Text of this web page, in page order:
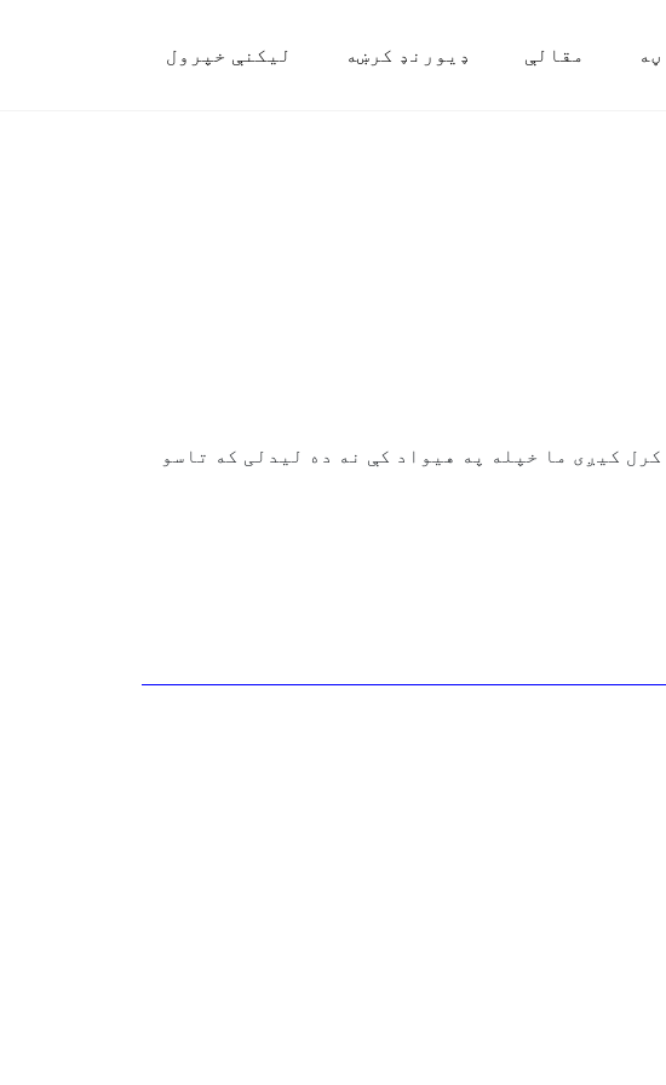
مقالې ډیورنډ کرښه لیکنې خپرول
کیږی ما خپله په هیواد کې نه ده لیدلی که تاسو